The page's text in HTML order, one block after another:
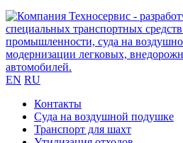
EN RU
Контакты
Cуда на воздушной подушке
Транспорт для шахт